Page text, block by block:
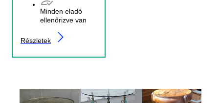
Minden eladó
ellenőrizve van
Részletek